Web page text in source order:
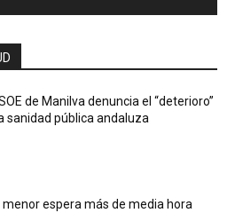
de Manilva denuncia el “deterioro”
sanidad pública andaluza
menor espera más de media hora